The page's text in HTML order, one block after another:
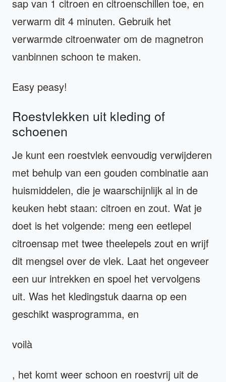
sap van 1 citroen en citroenschillen toe, en
verwarm dit 4 minuten. Gebruik het
verwarmde citroenwater om de magnetron
vanbinnen schoon te maken.
Easy peasy!
Roestvlekken uit kleding of
schoenen
Je kunt een roestvlek eenvoudig verwijderen
met behulp van een gouden combinatie aan
huismiddelen, die je waarschijnlijk al in de
keuken hebt staan: citroen en zout. Wat je
doet is het volgende: meng een eetlepel
citroensap met twee theelepels zout en wrijf
dit mengsel over de vlek. Laat het ongeveer
een uur intrekken en spoel het vervolgens
uit. Was het kledingstuk daarna op een
geschikt wasprogramma, en
voilà
, het komt weer schoon en roestvrij uit de